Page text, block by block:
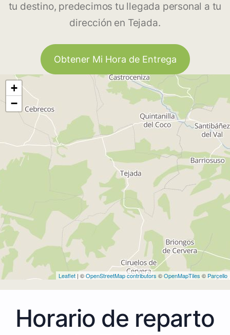
tu destino, predecimos tu llegada personal a tu
dirección en Tejada.
Obtener Mi Hora de Entrega
+
−
Leaflet | ©OpenStreetMap contributors ©OpenMapTiles © Parcello
Horario de reparto